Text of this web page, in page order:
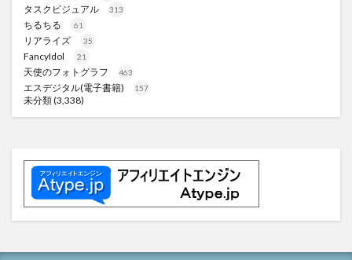
タスクビジュアル 313
ちるちる 61
リアライズ 35
FancyIdol 21
天使のフォトグラフ 463
エスデジタル(電子書籍) 157
未分類(3,338)